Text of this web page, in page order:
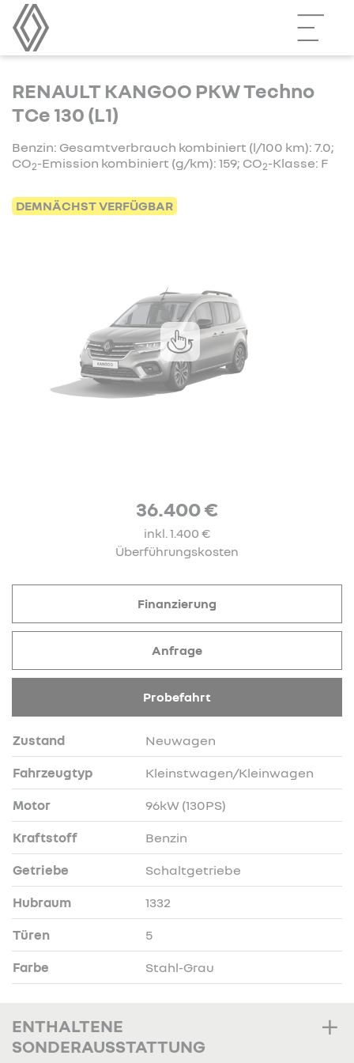
RENAULT KANGOO PKW Techno
TCe 130 (L1)
Benzin: Gesamtverbrauch kombiniert (l/100 km): 7.0;
CO2-Emission kombiniert (g/km): 159; CO2-Klasse: F
DEMNÄCHST VERFÜGBAR
36.400 €
inkl. 1.400 €
Überführungskosten
Zustand Neuwagen
Fahrzeugtyp Kleinstwagen/Kleinwagen
Motor 96kW (130PS)
Kraftstoff Benzin
Getriebe Schaltgetriebe
Hubraum 1332
Türen 5
Farbe Stahl-Grau
Finanzierung
Anfrage
Probefahrt
ENTHALTENE
SONDERAUSSTATTUNG